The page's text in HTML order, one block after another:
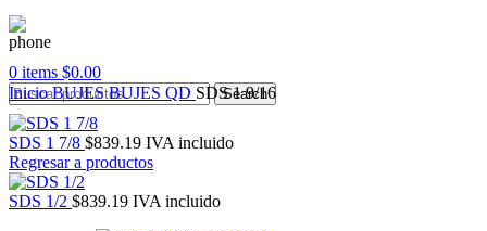
0 items $0.00
Search
InicioBUJESBUJES QD SDS 1 9/16
SDS 1 7/8 $839.19 IVA incluido
Regresar a productos
SDS 1/2 $839.19 IVA incluido